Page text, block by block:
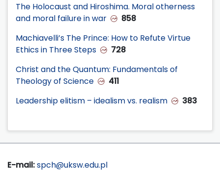
The Holocaust and Hiroshima. Moral otherness
and moral failure in war
858
Machiavelli’s The Prince: How to Refute Virtue
Ethics in Three Steps
728
Christ and the Quantum: Fundamentals of
Theology of Science
411
Leadership elitism – idealism vs. realism
383
E-mail:spch@uksw.edu.pl